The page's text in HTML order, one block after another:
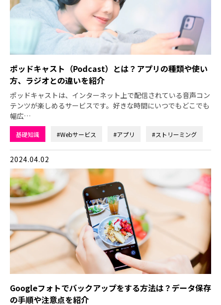
ポッドキャスト（Podcast）とは？アプリの種類や使い
方、ラジオとの違いを紹介
ポッドキャストは、インターネット上で配信されている音声コン
テンツが楽しめるサービスです。好きな時間にいつでもどこでも
幅広…
基礎知識 #Webサービス #アプリ #ストリーミング
2024.04.02
Googleフォトでバックアップをする方法は？データ保存
の手順や注意点を紹介